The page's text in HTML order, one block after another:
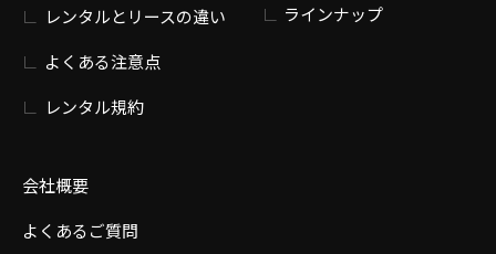
レンタルとリースの違い
よくある注意点
レンタル規約
会社概要
よくあるご質問
ラインナップ